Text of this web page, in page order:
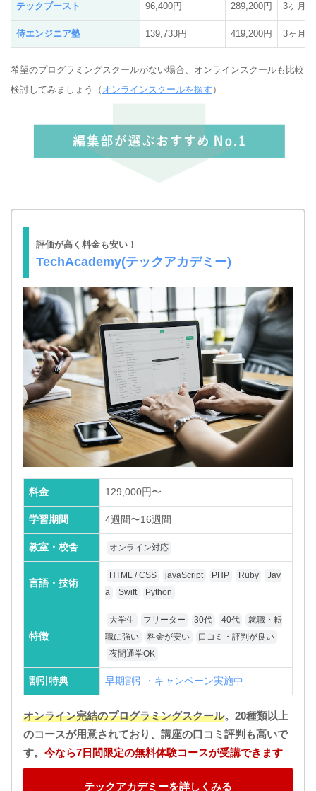
テックブースト 96,400円 289,200円 3ヶ月
侍エンジニア塾 139,733円 419,200円 3ヶ月
希望のプログラミングスクールがない場合、オンラインスクールも比較
検討してみましょう（ オンラインスクールを探す ）
評価が高く料金も安い！
TechAcademy(テックアカデミー)
料金 129,000円〜
学習期間 4週間〜16週間
教室・校舎 オンライン対応
言語・技術
HTML / CSS javaScript PHP Ruby
Jav
a
Swift Python
特徴
大学生 フリーター 30代 40代
就職・転
職に強い
料金が安い
口コミ・評判が良い
夜間通学OK
割引特典 早期割引・キャンペーン実施中
オンライン完結のプログラミングスクール。20種類以上
のコースが用意されており、講座の口コミ評判も高いで
す。 今なら7日間限定の無料体験コースが受講できます
テックアカデミーを詳しくみる